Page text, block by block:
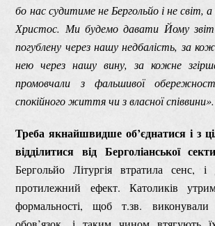
бо нас судитиме не Бергольйо і не світ,
Христос. Ми будемо давати Йому
погублену через нашу недбалість, за
нею через нашу вину, за кожне
промовчали з фальшивої
спокійного життя чи з власної співвини».
Треба якнайшвидше об’єднатися і з
відділитися від Берголіанської
Бергольйо Літургія втратила
протилежний ефект. Католиків
формальності, щоб т.зв. виконували